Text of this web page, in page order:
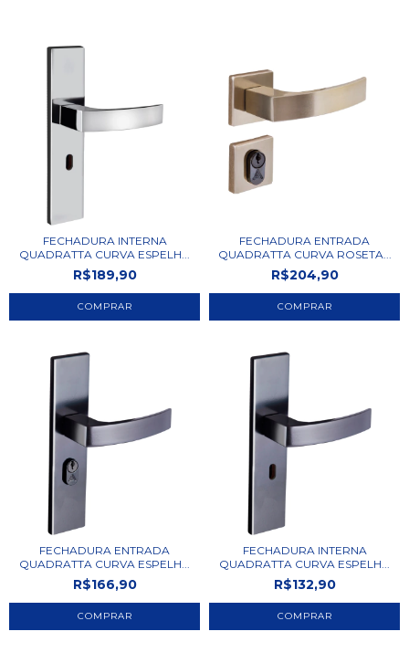
FECHADURA INTERNA
QUADRATTA CURVA ESPELH...
R$189,90
FECHADURA ENTRADA
QUADRATTA CURVA ROSETA...
R$204,90
FECHADURA ENTRADA
QUADRATTA CURVA ESPELH...
R$166,90
FECHADURA INTERNA
QUADRATTA CURVA ESPELH...
R$132,90